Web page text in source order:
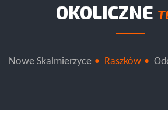
OKOLICZNE
Nowe Skalmierzyce Raszków